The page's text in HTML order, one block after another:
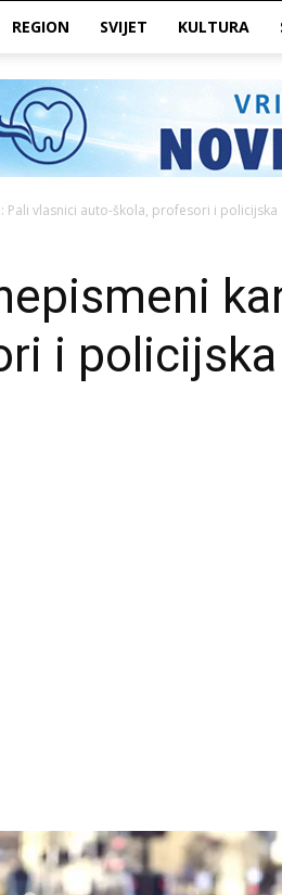
REGION SVIJET KULTURA
vlasnici auto-škola, profesori i policijska
i